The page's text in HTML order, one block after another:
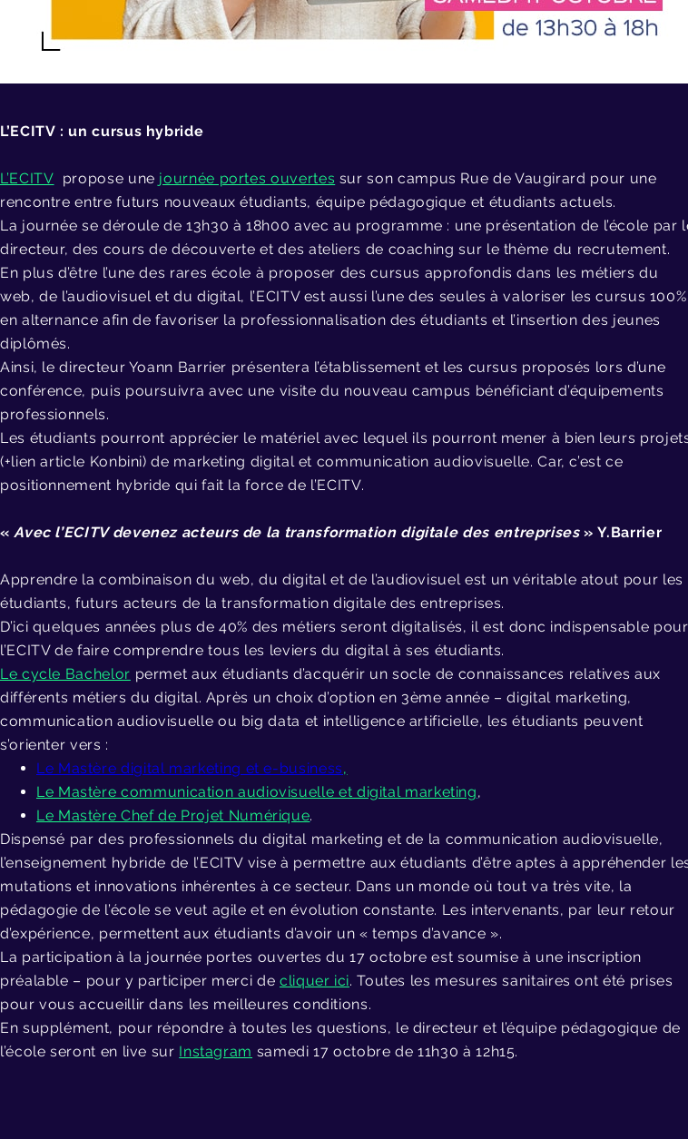
L’ECITV : un cursus hybride
L’ECITV propose une journée portes ouvertes sur son campus Rue de Vaugirard pour une
rencontre entre futurs nouveaux étudiants, équipe pédagogique et étudiants actuels.
La journée se déroule de 13h30 à 18h00 avec au programme : une présentation de l’école par
directeur, des cours de découverte et des ateliers de coaching sur le thème du recrutement.
En plus d’être l’une des rares école à proposer des cursus approfondis dans les métiers du
web, de l’audiovisuel et du digital, l’ECITV est aussi l’une des seules à valoriser les cursus 100%
en alternance afin de favoriser la professionnalisation des étudiants et l’insertion des jeunes
diplômés.
Ainsi, le directeur Yoann Barrier présentera l’établissement et les cursus proposés lors d’une
conférence, puis poursuivra avec une visite du nouveau campus bénéficiant d’équipements
professionnels.
Les étudiants pourront apprécier le matériel avec lequel ils pourront mener à bien leurs
(+lien article Konbini) de marketing digital et communication audiovisuelle. Car, c’est ce
positionnement hybride qui fait la force de l’ECITV.
«Avec l’ECITV devenez acteurs de la transformation digitale des entreprises» Y.Barrier
Apprendre la combinaison du web, du digital et de l’audiovisuel est un véritable atout pour les
étudiants, futurs acteurs de la transformation digitale des entreprises.
D’ici quelques années plus de 40% des métiers seront digitalisés, il est donc indispensable pour
l’ECITV de faire comprendre tous les leviers du digital à ses étudiants.
Le cycle Bachelor permet aux étudiants d’acquérir un socle de connaissances relatives aux
différents métiers du digital. Après un choix d’option en 3ème année – digital marketing,
communication audiovisuelle ou big data et intelligence artificielle, les étudiants peuvent
s’orienter vers :
Le Mastère digital marketing et e-business,
Le Mastère communication audiovisuelle et digital marketing,
Le Mastère Chef de Projet Numérique.
Dispensé par des professionnels du digital marketing et de la communication audiovisuelle,
l’enseignement hybride de l’ECITV vise à permettre aux étudiants d’être aptes à appréhender
mutations et innovations inhérentes à ce secteur. Dans un monde où tout va très vite, la
pédagogie de l’école se veut agile et en évolution constante. Les intervenants, par leur retour
d’expérience, permettent aux étudiants d’avoir un « temps d’avance ».
La participation à la journée portes ouvertes du 17 octobre est soumise à une inscription
préalable – pour y participer merci de cliquer ici. Toutes les mesures sanitaires ont été prises
pour vous accueillir dans les meilleures conditions.
En supplément, pour répondre à toutes les questions, le directeur et l’équipe pédagogique de
l’école seront en live sur Instagram samedi 17 octobre de 11h30 à 12h15.